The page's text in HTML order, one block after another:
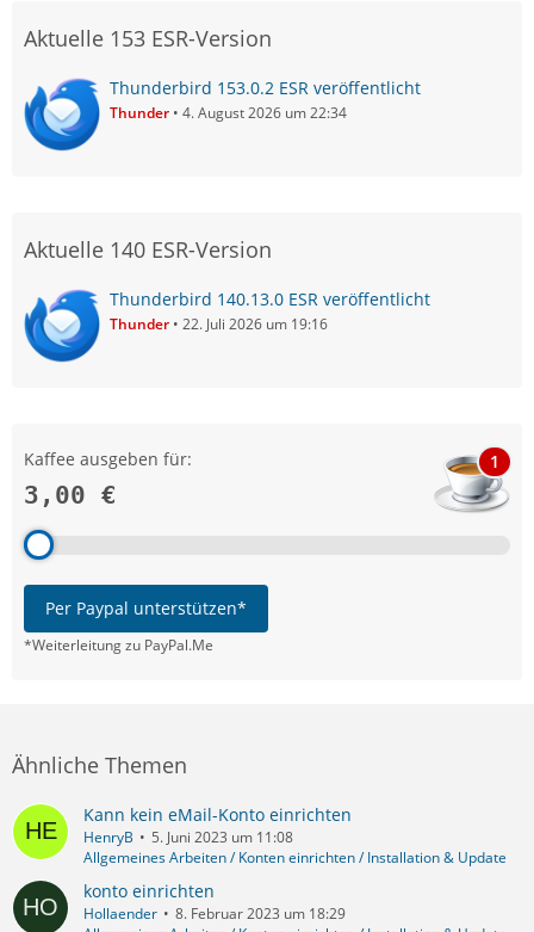
Aktuelle 153 ESR-Version
Thunderbird 153.0.2 ESR veröffentlicht
Thunder 4. August 2026 um 22:34
Aktuelle 140 ESR-Version
Thunderbird 140.13.0 ESR veröffentlicht
Thunder 22. Juli 2026 um 19:16
Kaffee ausgeben für:
3,00 €
1
Per Paypal unterstützen*
*Weiterleitung zu PayPal.Me
Ähnliche Themen
Kann kein eMail-Konto einrichten
HenryB
5. Juni 2023 um 11:08
Allgemeines Arbeiten / Konten einrichten / Installation & Update
konto einrichten
Hollaender
8. Februar 2023 um 18:29